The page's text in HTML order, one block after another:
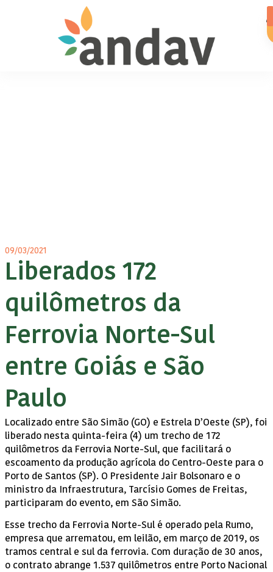
09/03/2021
Liberados 172
quilômetros da
Ferrovia Norte-Sul
entre Goiás e São
Paulo
Localizado entre São Simão (GO) e Estrela D’Oeste (SP), foi
liberado nesta quinta-feira (4) um trecho de 172
quilômetros da Ferrovia Norte-Sul, que facilitará o
escoamento da produção agrícola do Centro-Oeste para o
Porto de Santos (SP). O Presidente Jair Bolsonaro e o
ministro da Infraestrutura, Tarcísio Gomes de Freitas,
participaram do evento, em São Simão.
Esse trecho da Ferrovia Norte-Sul é operado pela Rumo,
empresa que arrematou, em leilão, em março de 2019, os
tramos central e sul da ferrovia. Com duração de 30 anos,
o contrato abrange 1.537 quilômetros entre Porto Nacional